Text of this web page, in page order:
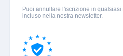
Puoi annullare l'iscrizione in
incluso nella nostra newsletter.